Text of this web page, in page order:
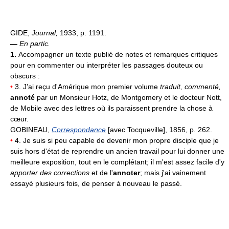
GIDE, Journal, 1933, p. 1191.
— En partic.
1. Accompagner un texte publié de notes et remarques critiques
pour en commenter ou interpréter les passages douteux ou
obscurs :
• 3. J'ai reçu d'Amérique mon premier volume traduit, commenté,
annoté par un Monsieur Hotz, de Montgomery et le docteur Nott,
de Mobile avec des lettres où ils paraissent prendre la chose à
cœur.
GOBINEAU, Correspondance [avec Tocqueville], 1856, p. 262.
• 4. Je suis si peu capable de devenir mon propre disciple que je
suis hors d'état de reprendre un ancien travail pour lui donner une
meilleure exposition, tout en le complétant; il m'est assez facile d'y
apporter des corrections et de l'annoter; mais j'ai vainement
essayé plusieurs fois, de penser à nouveau le passé.